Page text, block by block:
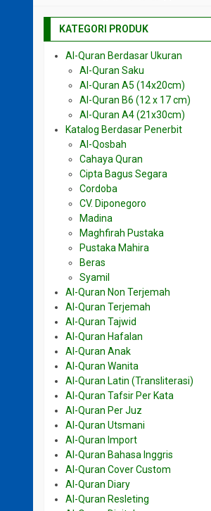
KATEGORI PRODUK
Al-Quran Berdasar Ukuran
Al-Quran Saku
Al-Quran A5 (14x20cm)
Al-Quran B6 (12 x 17 cm)
Al-Quran A4 (21x30cm)
Katalog Berdasar Penerbit
Al-Qosbah
Cahaya Quran
Cipta Bagus Segara
Cordoba
CV. Diponegoro
Madina
Maghfirah Pustaka
Pustaka Mahira
Beras
Syamil
Al-Quran Non Terjemah
Al-Quran Terjemah
Al-Quran Tajwid
Al-Quran Hafalan
Al-Quran Anak
Al-Quran Wanita
Al-Quran Latin (Transliterasi)
Al-Quran Tafsir Per Kata
Al-Quran Per Juz
Al-Quran Utsmani
Al-Quran Import
Al-Quran Bahasa Inggris
Al-Quran Cover Custom
Al-Quran Diary
Al-Quran Resleting